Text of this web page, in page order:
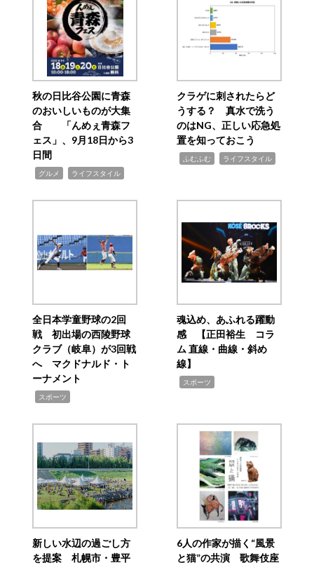
秋の日比谷公園に青森
のおいしいものが大集
合 「んめぇ青森フ
ェス」、9月18日から3
日間
グルメ ライフスタイル
クラゲに刺されたらど
うする？ 真水で洗う
のはNG、正しい応急処
置を知っておこう
ふむふむ ライフスタイル
全日本学童野球の2回
戦 初出場の西陵野球
クラブ（岐阜）が3回戦
へ マクドナルド・ト
ーナメント
スポーツ
魂込め、あふれる躍動
感 【正田裕生 コラ
ム 直線・曲線・斜め
線】
スポーツ
新しい水辺の過ごし方
を提案 札幌市・豊平
6人の作家が描く“風景
と猫”の共演 歌舞伎座